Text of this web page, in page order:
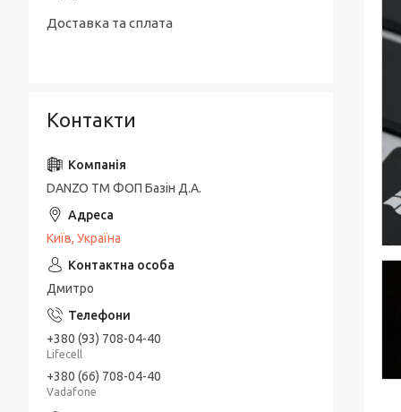
Доставка та сплата
Контакти
DANZO TM ФОП Базін Д.А.
Київ, Україна
Дмитро
+380 (93) 708-04-40
Lifecell
+380 (66) 708-04-40
Vadafone